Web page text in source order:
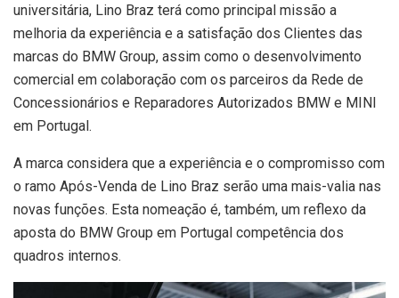
universitária, Lino Braz terá como principal missão a
melhoria da experiência e a satisfação dos Clientes das
marcas do BMW Group, assim como o desenvolvimento
comercial em colaboração com os parceiros da Rede de
Concessionários e Reparadores Autorizados BMW e MINI
em Portugal.
A marca considera que a experiência e o compromisso com
o ramo Após-Venda de Lino Braz serão uma mais-valia nas
novas funções. Esta nomeação é, também, um reflexo da
aposta do BMW Group em Portugal competência dos
quadros internos.